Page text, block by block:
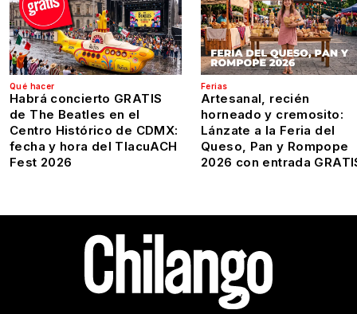
Qué hacer
Habrá concierto GRATIS
de The Beatles en el
Centro Histórico de CDMX:
fecha y hora del TlacuACH
Fest 2026
Ferias
Artesanal, recién
horneado y cremosito:
Lánzate a la Feria del
Queso, Pan y Rompope
2026 con entrada